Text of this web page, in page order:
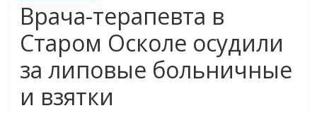
Врача-терапевта в
Старом Осколе осудили
за липовые больничные
и взятки